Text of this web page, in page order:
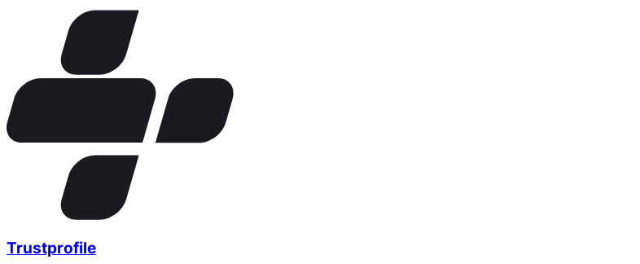
Trustprofile